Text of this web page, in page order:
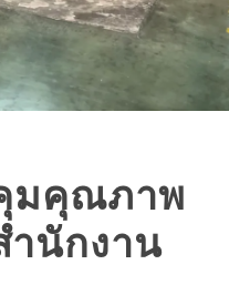
มคุณภาพ
นักงาน